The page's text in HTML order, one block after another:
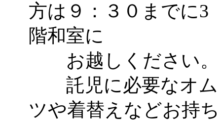
方は９：３０までに3
階和室に
お越しください。
託児に必要なオム
ツや着替えなどお持ち